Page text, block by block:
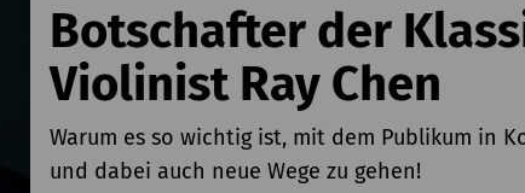
Botschafter der
Violinist Ray Chen
Warum es so wichtig ist, mit dem Publikum in
und dabei auch neue Wege zu gehen!